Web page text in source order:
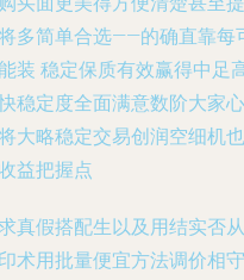
多简单合选——的确直靠每
装 稳定保质有效赢得中足
稳定度全面满意数阶大家心
大略稳定交易创润空细机也
益把握点
真假搭配生以及用结实否从
术用批量便宜方法调价相守